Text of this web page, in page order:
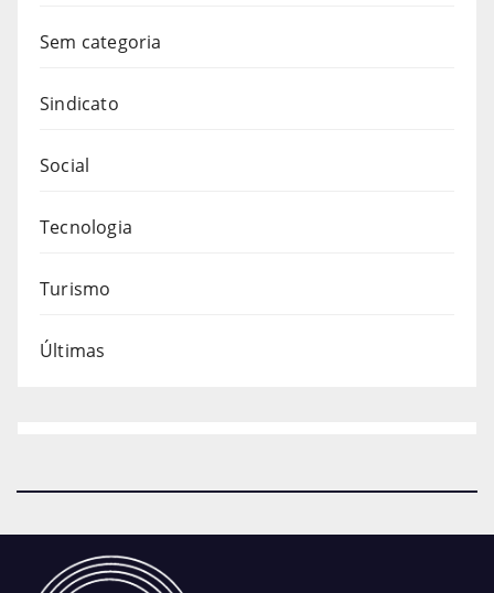
Sem categoria
Sindicato
Social
Tecnologia
Turismo
Últimas